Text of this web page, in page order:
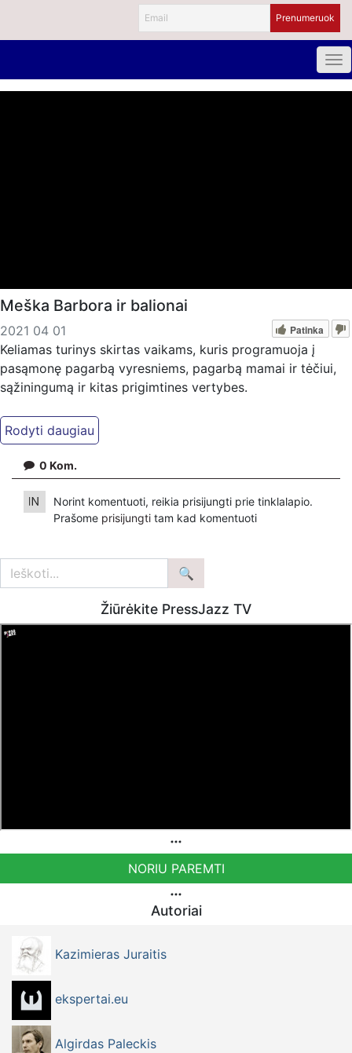
Meška Barbora ir balionai
2021 04 01 Patinka
Keliamas turinys skirtas vaikams, kuris programuoja į
pasąmonę pagarbą vyresniems, pagarbą mamai ir tėčiui,
sąžiningumą ir kitas prigimtines vertybes.
Siūlykite šio pobūdžio turinį ir jis atsidurs šiame kanale!
0 Kom.
Norint komentuoti, reikia prisijungti prie tinklalapio.
Prašome prisijungti tam kad komentuoti
Žiūrėkite PressJazz TV
NORIU PAREMTI
Autoriai
Kazimieras Juraitis
ekspertai.eu
Algirdas Paleckis